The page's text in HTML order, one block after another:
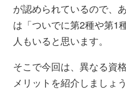
が認められているので、
は「ついでに第2種や第1
人もいると思います。
そこで今回は、異なる資
メリットを紹介しましょう